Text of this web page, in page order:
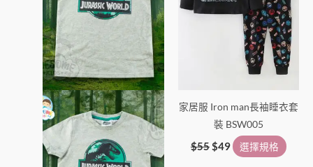
種
款
式。
可
在
產
品
頁
選
家居服 Iron man長袖睡衣套
裝 BSW005
$55$49 選擇規格
種
款
式。
可
在
產
品
面